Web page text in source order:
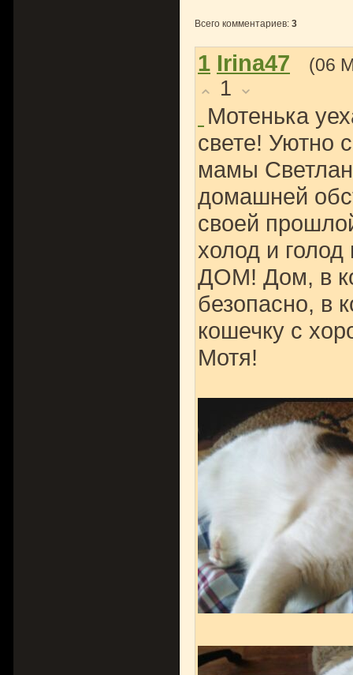
Всего комментариев: 3
1 Irina47 (06
1
Мотенька
свете! Уютно
мамы
домашней
своей
холод и
ДОМ! Дом, в
безопасно, в
кошечку с
Мотя!